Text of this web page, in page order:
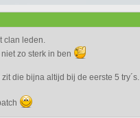
clan leden.
zo sterk in ben
die bijna altijd bij de eerste 5 try´s.